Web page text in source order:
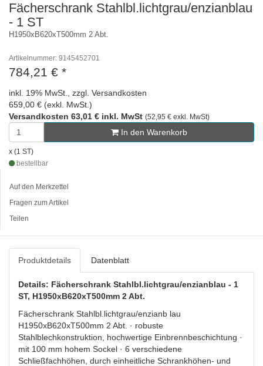
Fächerschrank Stahlbl.lichtgrau/enzianblau
- 1 ST
H1950xB620xT500mm 2 Abt.
Artikelnummer: 9145452701
784,21 € *
inkl. 19% MwSt., zzgl. Versandkosten
659,00 € (exkl. MwSt.)
Versandkosten 63,01 € inkl. MwSt (52,95 € exkl. MwSt)
In den Warenkorb
x (1 ST)
bestellbar
Auf den Merkzettel
Fragen zum Artikel
Teilen
Produktdetails Datenblatt
Details: Fächerschrank Stahlbl.lichtgrau/enzianblau - 1
ST, H1950xB620xT500mm 2 Abt.
Fächerschrank Stahlbl.lichtgrau/enzianb lau
H1950xB620xT500mm 2 Abt. · robuste
Stahlblechkonstruktion, hochwertige Einbrennbeschichtung ·
mit 100 mm hohem Sockel · 6 verschiedene
Schließfachhöhen, durch einheitliche Schrankhöhen- und